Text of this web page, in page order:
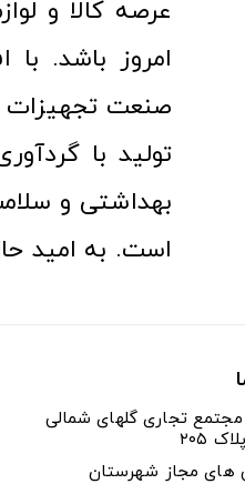
امروز باشد. با
صنعت
تولید با
بهداشتی و
است. به امید
مجتمع تجاری گلهای شمالی
های مجاز شهرستان